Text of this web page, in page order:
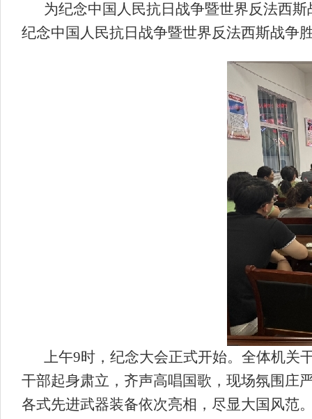
为纪念中国人民抗日战争暨世界反法西
纪念中国人民抗日战争暨世界反法西斯战争
上午9时，纪念大会正式开始。全体机关
干部起身肃立，齐声高唱国歌，现场氛围庄
各式先进武器装备依次亮相，尽显大国风范